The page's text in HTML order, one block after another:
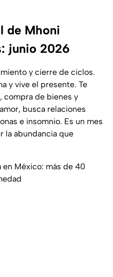
de Mhoni
junio 2026
y cierre de ciclos.
y vive el presente. Te
compra de bienes y
busca relaciones
e insomnio. Es un mes
la abundancia que
México: más de 40